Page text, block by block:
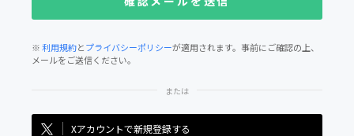
※利用規約とプライバシーポリシーが適用されます。事前にご確認の上、
メールをご送信ください。
Xアカウントで新規登録する